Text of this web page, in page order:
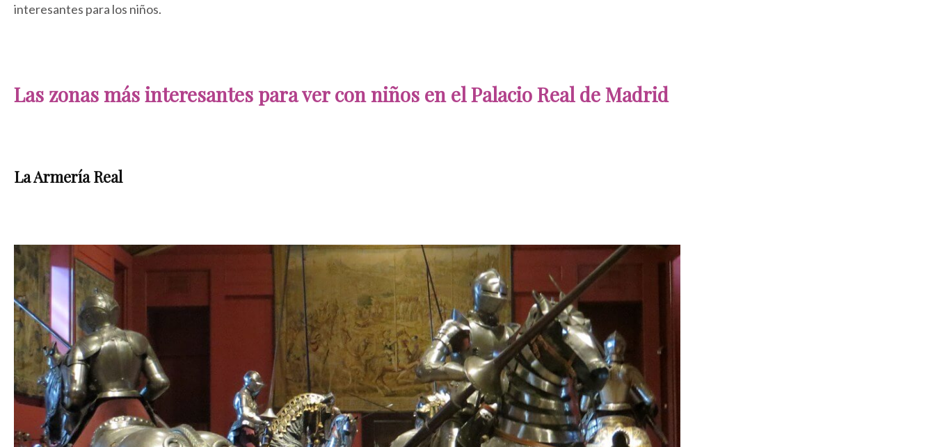
interesantes para los niños.
Las zonas más interesantes para ver con niños en el Palacio Real de Madrid
La Armería Real